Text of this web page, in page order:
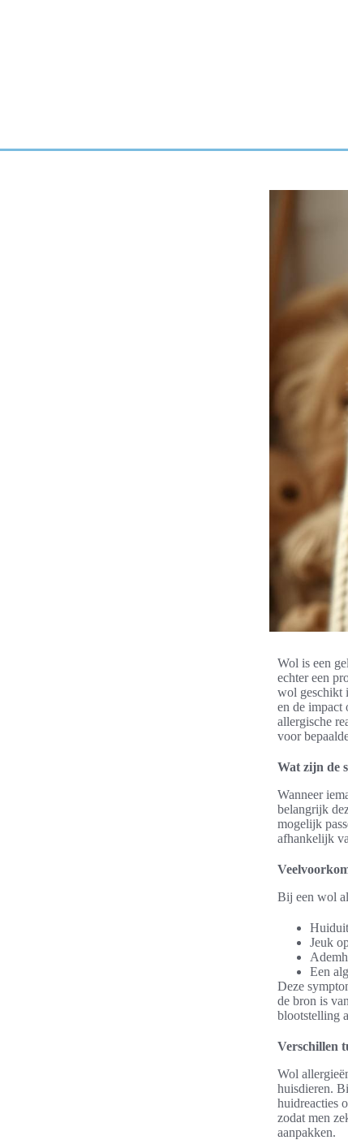
Wol is een
echter een
wol geschikt
en de impact
allergische
voor
Wat zijn de
Wanneer
belangrijk
mogelijk
afhankelijk
Bij een wol
Jeuk
Een
Deze
de bron is
blootstelling
Verschillen
Wol
huisdieren.
huidreacties
zodat men
aanpakken.